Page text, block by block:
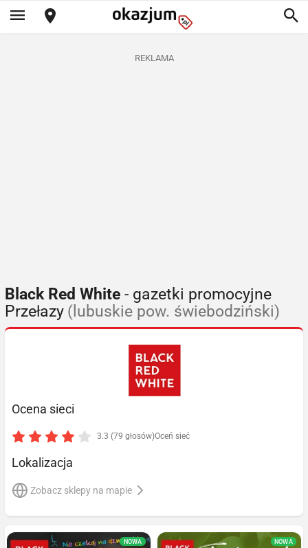
REKLAMA
Black Red White - gazetki promocyjne
Przełazy (lubuskie pow. świebodziński)
Ocena sieci
3.3 (79 głosów)Oceń sieć
Lokalizacja
Zobacz sklepy na mapie
NOWA NOWA